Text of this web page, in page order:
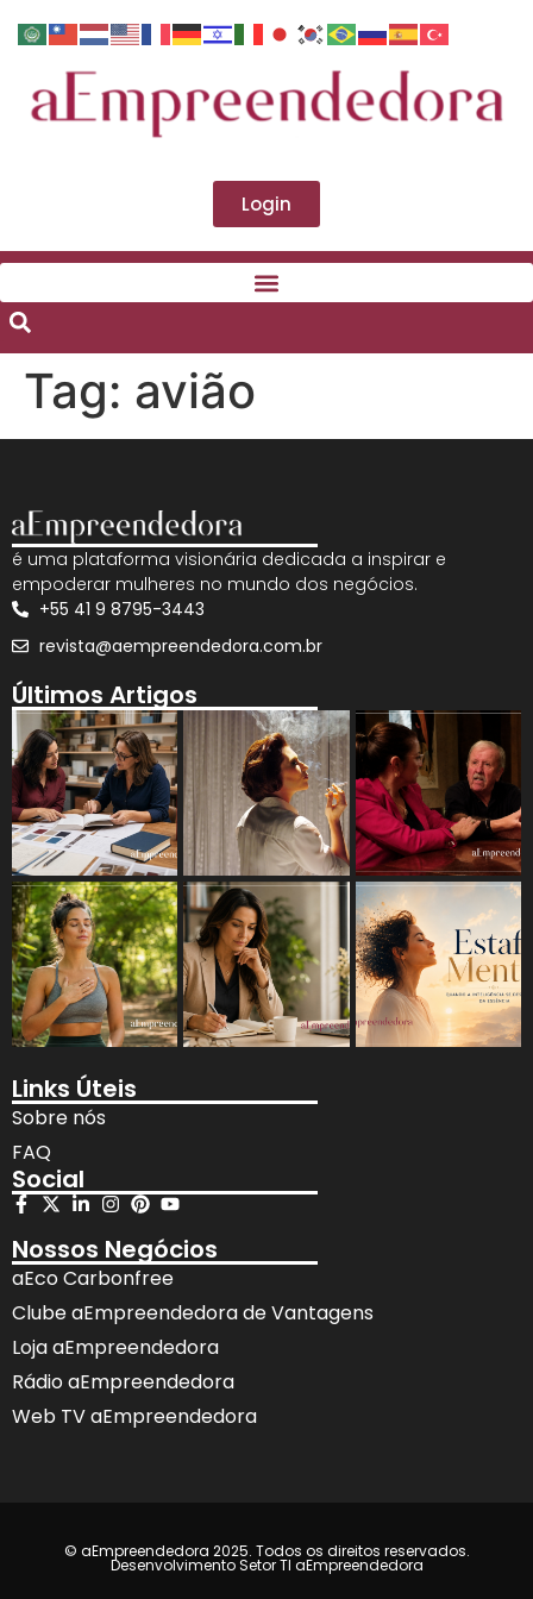
Login
Tag: avião
é uma plataforma visionária dedicada a inspirar e
empoderar mulheres no mundo dos negócios.
+55 41 9 8795-3443
revista@aempreendedora.com.br
Últimos Artigos
Links Úteis
Sobre nós
FAQ
Social
Nossos Negócios
aEco Carbonfree
Clube aEmpreendedora de Vantagens
Loja aEmpreendedora
Rádio aEmpreendedora
Web TV aEmpreendedora
© aEmpreendedora 2025. Todos os direitos reservados.
Desenvolvimento Setor TI aEmpreendedora